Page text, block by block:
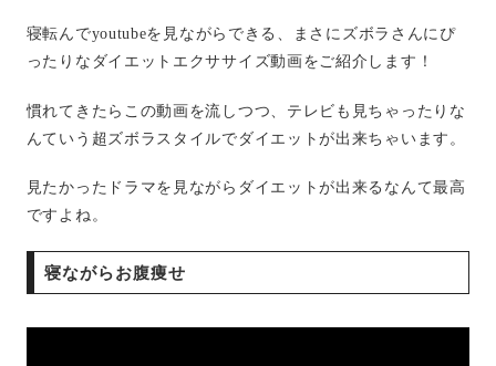
寝転んでyoutubeを見ながらできる、まさにズボラさんにぴ
ったりなダイエットエクササイズ動画をご紹介します！
慣れてきたらこの動画を流しつつ、テレビも見ちゃったりな
んていう超ズボラスタイルでダイエットが出来ちゃいます。
見たかったドラマを見ながらダイエットが出来るなんて最高
ですよね。
寝ながらお腹痩せ